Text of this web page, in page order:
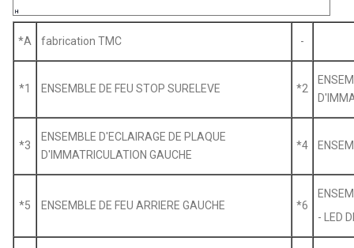
*A fabrication TMC -
*1 ENSEMBLE DE FEU STOP SURELEVE *2
*3
ENSEMBLE D'ECLAIRAGE DE PLAQUE
D'IMMATRICULATION GAUCHE
*4
*5 ENSEMBLE DE FEU ARRIERE GAUCHE *6
- LED